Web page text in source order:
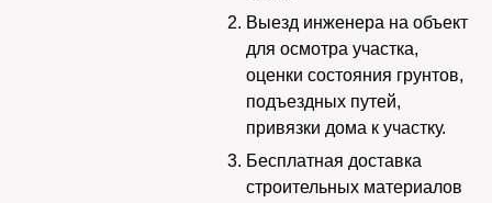
Выезд инженера на объект
для осмотра участка,
оценки состояния грунтов,
подъездных путей,
привязки дома к участку.
Бесплатная доставка
строительных материалов